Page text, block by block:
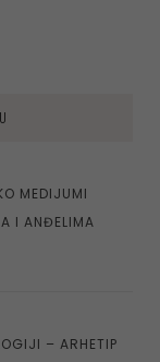
MEDIJUMI
I ANĐELIMA
– ARHETIP